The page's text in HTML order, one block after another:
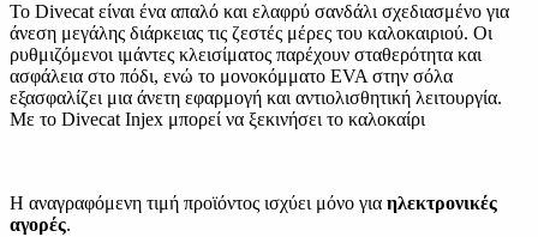
Το Divecat είναι ένα απαλό και ελαφρύ σανδάλι σχεδιασμένο για
άνεση μεγάλης διάρκειας τις ζεστές μέρες του καλοκαιριού. Οι
ρυθμιζόμενοι ιμάντες κλεισίματος παρέχουν σταθερότητα και
ασφάλεια στο πόδι, ενώ το μονοκόμματο EVA στην σόλα
εξασφαλίζει μια άνετη εφαρμογή και αντιολισθητική λειτουργία.
Με το Divecat Injex μπορεί να ξεκινήσει το καλοκαίρι
Η αναγραφόμενη τιμή προϊόντος ισχύει μόνο για ηλεκτρονικές
αγορές.